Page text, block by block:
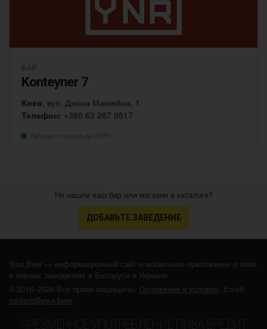
БАР
Konteyner 7
Киев, вул. Джона Маккейна, 1
Телефон: +380 63 267 9517
Работает сегодня до 00:00
Не нашли ваш бар или магазин в каталоге?
ДОБАВЬТЕ ЗАВЕДЕНИЕ
Your.Beer — информационный сайт и мобильное приложение о пиве
и пивных заведениях в Беларуси и Украине
© 2016–2026 Все права защищены. Положения и условия. Email:
contact@your.beer
ЧРЕЗМЕРНОЕ УПОТРЕБЛЕНИЕ ПИВА ВРЕДИТ